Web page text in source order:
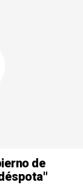
de